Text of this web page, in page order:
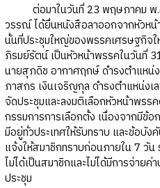
ต่อมาในวันที่ 23 พฤษภาคม พ.
วรรณ์ ได้ยื่นหนังสือลาออกจากหัวห
นั้นที่ประชุมใหญ่ของพรรคเศรษฐกิจ
ภิรมย์รัตน์ เป็นหัวหน้าพรรคในวันที่
นายสุภดิช อากาศฤกษ์ ดำรงตำแหน่
ภาสกร เงินเจริญกุล ดำรงตำแหน่งเ
จัดประชุมและลงมติเลือกหัวหน้าพร
กรรมการการเลือกตั้ง เนื่องจากมีข้อ
มีอยู่ทั่วประเทศให้รับทราบ และข้อบั
แจ้งให้สมาชิกทราบก่อนภายใน 7 วั
ไม่ได้เป็นสมาชิกและไม่ได้มีการจ่าย
ประชุม